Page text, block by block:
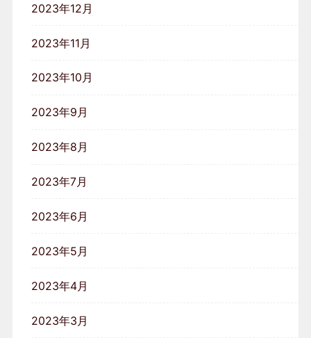
2023年12月
2023年11月
2023年10月
2023年9月
2023年8月
2023年7月
2023年6月
2023年5月
2023年4月
2023年3月